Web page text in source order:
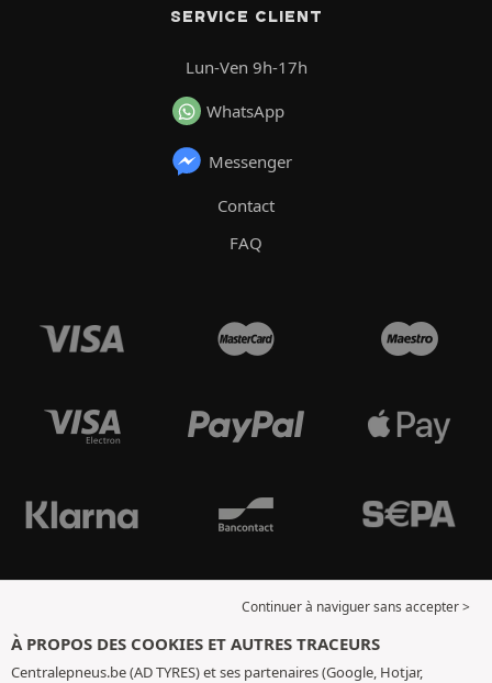
SERVICE CLIENT
Lun-Ven 9h-17h
WhatsApp
Messenger
Contact
FAQ
Continuer à naviguer sans accepter >
À PROPOS DES COOKIES ET AUTRES TRACEURS
Centralepneus.be (AD TYRES) et ses partenaires (Google, Hotjar,